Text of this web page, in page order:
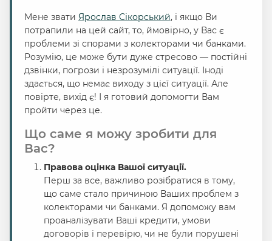
Мене звати Ярослав Сікорський, і якщо Ви
потрапили на цей сайт, то, ймовірно, у Вас є
проблеми зі спорами з колекторами чи банками.
Розумію, це може бути дуже стресово — постійні
дзвінки, погрози і незрозумілі ситуації. Іноді
здається, що немає виходу з цієї ситуації. Але
повірте, вихід є! І я готовий допомогти Вам
пройти через це.
Що саме я можу зробити для
Вас?
Правова оцінка Вашої ситуації.
Перш за все, важливо розібратися в тому,
що саме стало причиною Ваших проблем з
колекторами чи банками. Я допоможу вам
проаналізувати Ваші кредити, умови
договорів і перевірю, чи не були порушені